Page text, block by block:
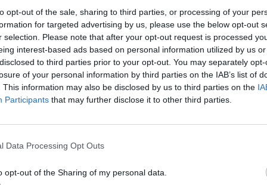
opt-out of the sale, sharing to third parties, or processing of your
for targeted advertising by us, please use the below opt-out
selection. Please note that after your opt-out request is processed
interest-based ads based on personal information utilized by us
to third parties prior to your opt-out. You may separately
of your personal information by third parties on the IAB’s list of
This information may also be disclosed by us to third parties on the
Participants that may further disclose it to other third parties.
Data Processing Opt Outs
opt-out of the Sharing of my personal data.
Kelvino bangas – milžiniškus šiltų vandenų
atsiranda likus keliems mėnesiams iki El Niño
NASA ir Europos kosmoso agentūros sukurtas
Freilich“. Kas 10 dienų matuodamas vandenyno
pasaulį keičiančios bangos?